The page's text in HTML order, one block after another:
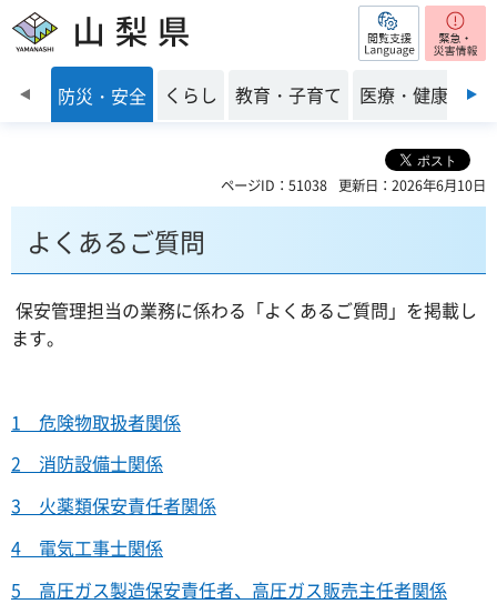
山梨県 閲覧支援
防災・安全 くらし 教育・子育て 医療・健康・福
ページID：51038 更新日：2026年6月10日
よくあるご質問
保安管理担当の業務に係わる「よくあるご質問」を掲載し
ます。
1 危険物取扱者関係
2 消防設備士関係
3 火薬類保安責任者関係
4 電気工事士関係
5 高圧ガス製造保安責任者、高圧ガス販売主任者関係